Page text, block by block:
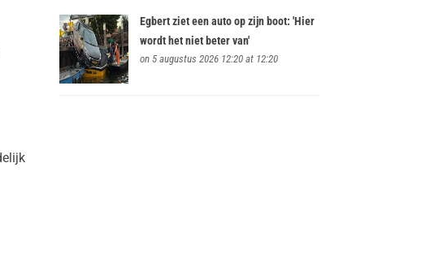
Egbert ziet een auto op zijn boot: 'Hier
wordt het niet beter van'
on 5 augustus 2026 12:20 at 12:20